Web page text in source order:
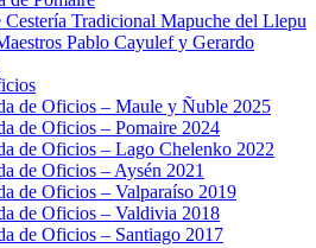
Cestería Tradicional Mapuche del Llepu
Pablo Cayulef y Gerardo
de Oficios – Maule y Ñuble 2025
de Oficios – Pomaire 2024
de Oficios – Lago Chelenko 2022
de Oficios – Aysén 2021
de Oficios – Valparaíso 2019
de Oficios – Valdivia 2018
de Oficios – Santiago 2017